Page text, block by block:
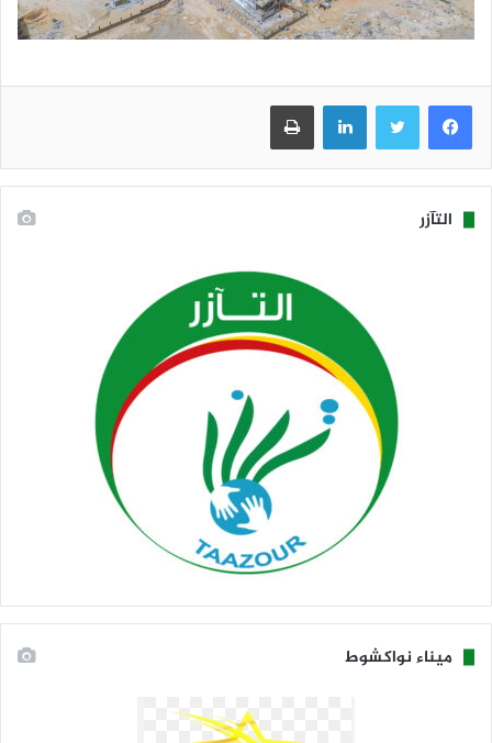
فيسبوك تويتر لينكدإن طباعة
التآزر
ميناء نواكشوط